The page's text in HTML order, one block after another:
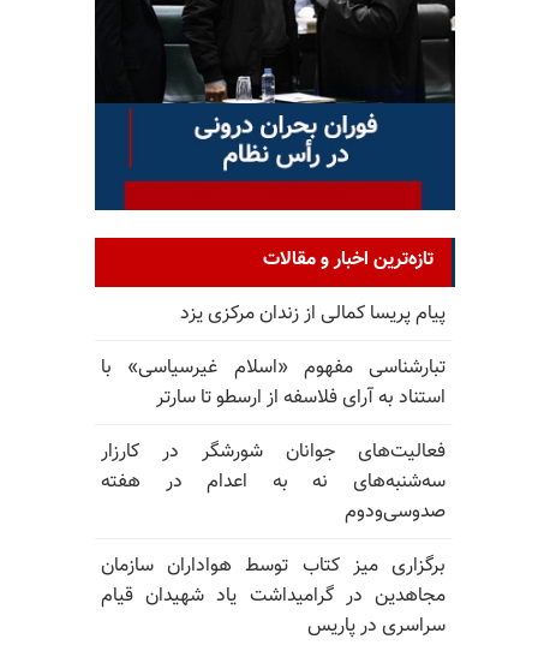
تازه‌ترین اخبار و مقالات
پیام پریسا کمالی از زندان مرکزی یزد
تبارشناسی مفهوم «اسلام غیرسیاسی» با
استناد به آرای فلاسفه از ارسطو تا سارتر
فعالیت‌های جوانان شورشگر در کارزار
سه‌شنبه‌های نه به اعدام در هفته
صدوسی‌و‌دوم
برگزاری میز کتاب توسط هواداران سازمان
مجاهدین در گرامیداشت یاد شهیدان قیام
سراسری در پاریس